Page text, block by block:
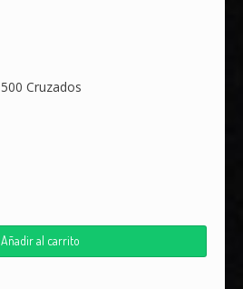
500 Cruzados
Añadir al carrito